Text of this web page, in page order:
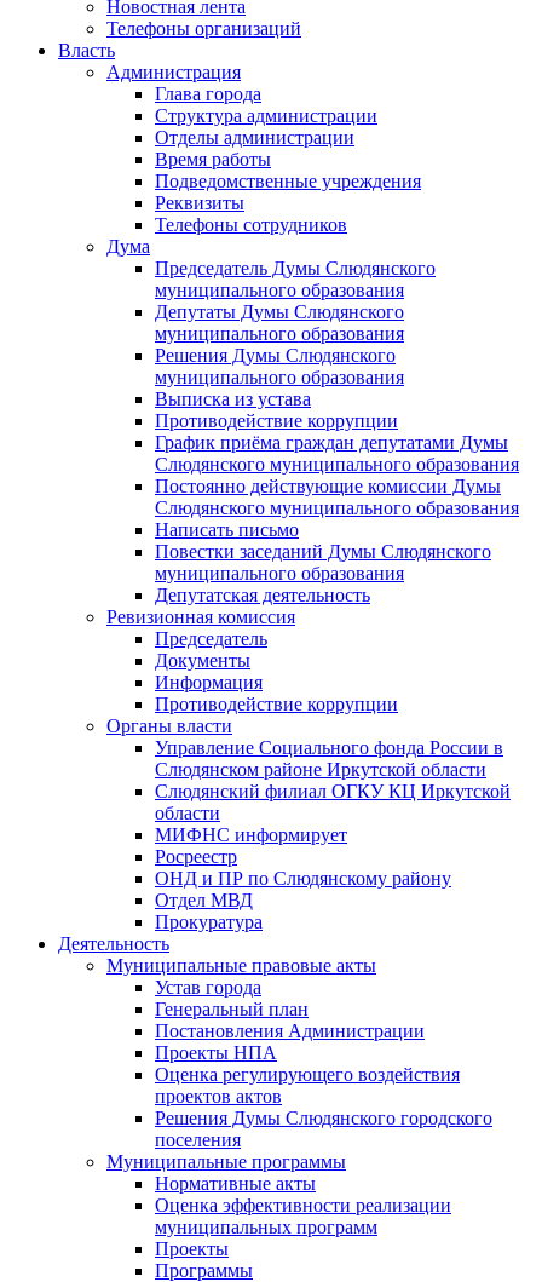
Новостная лента
Телефоны организаций
Власть
Администрация
Глава города
Структура администрации
Отделы администрации
Время работы
Подведомственные учреждения
Реквизиты
Телефоны сотрудников
Дума
Председатель Думы Слюдянского
муниципального образования
Депутаты Думы Слюдянского
муниципального образования
Решения Думы Слюдянского
муниципального образования
Выписка из устава
Противодействие коррупции
График приёма граждан депутатами Думы
Слюдянского муниципального образования
Постоянно действующие комиссии Думы
Слюдянского муниципального образования
Написать письмо
Повестки заседаний Думы Слюдянского
муниципального образования
Депутатская деятельность
Ревизионная комиссия
Председатель
Документы
Информация
Противодействие коррупции
Органы власти
Управление Социального фонда России в
Слюдянском районе Иркутской области
Слюдянский филиал ОГКУ КЦ Иркутской
области
МИФНС информирует
Росреестр
ОНД и ПР по Слюдянскому району
Отдел МВД
Прокуратура
Деятельность
Муниципальные правовые акты
Устав города
Генеральный план
Постановления Администрации
Проекты НПА
Оценка регулирующего воздействия
проектов актов
Решения Думы Слюдянского городского
поселения
Муниципальные программы
Нормативные акты
Оценка эффективности реализации
муниципальных программ
Проекты
Программы